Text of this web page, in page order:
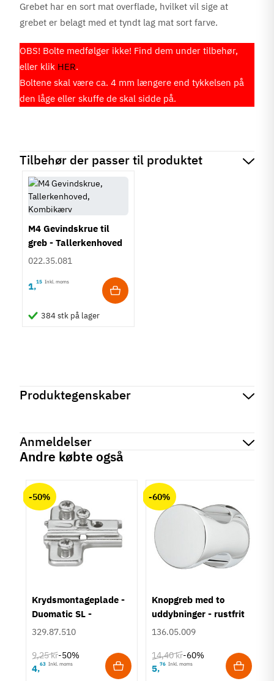
Grebet har en sort mat overflade, hvilket vil sige at
grebet er belagt med et tyndt lag mat sort farve.
OBS! Bolte medfølger ikke! Find dem under tilbehør,
eller klik HER.
Boltene skal være ca. 4 mm længere end tykkelsen på
den låge eller skuffe de skal sidde på.
Tilbehør der passer til produktet
M4 Gevindskrue til
greb - Tallerkenhoved
- Krydskærv
022.35.081
1,15 Inkl. moms
384 stk på lager
Produktegenskaber
På lager3 Varer
Produktinformation
Materiale
Stål
Overflade
Hulafstand
160 mm
Montering
M4 bolt
Type
Bøjlegreb
Stil
Anmeldelser
Andre købte også
-50%
Krydsmontageplade -
Duomatic SL -
Euroskruer
329.87.510
9,25 kr-50%
4,63 Inkl. moms
-60%
Knopgreb med to
uddybninger - rustfrit
stål
136.05.009
14,40 kr-60%
5,76 Inkl. moms